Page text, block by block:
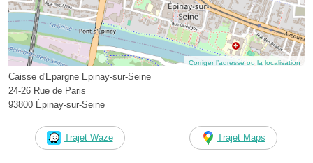
Corriger l’adresse ou la localisation
Caisse d'Epargne Epinay-sur-Seine
24-26 Rue de Paris
93800 Épinay-sur-Seine
Trajet Waze Trajet Maps